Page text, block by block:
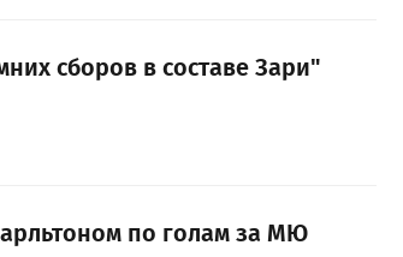
сборов в составе Зари"
по голам за МЮ